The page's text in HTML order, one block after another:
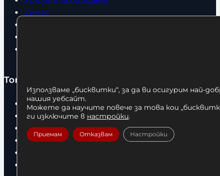
За нас
Топ категории
Бокс
Боксови чували
Боксови ръкавици
Дрехи
Използваме „бисквитки“, за да ви осигурим най-
нашия уебсайт.
Можете да научите повече за това кои
ги изключите в настройки.
Приемам Отказвам Настройки